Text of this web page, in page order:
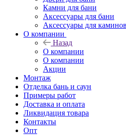
Камни для бани
Аксессуары для бани
Аксессуары для каминов
О компании
Назад
О компании
О компании
Акции
Монтаж
Отделка бань и саун
Примеры работ
Доставка и оплата
Ликвидация товара
Контакты
Опт